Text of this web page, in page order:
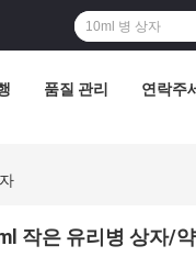
품질 관리 연락주
작은 유리병 상자/